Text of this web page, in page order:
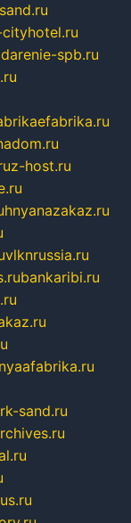
spb.ru
z-host.ru
vlknrussia.ru
bankaribi.ru
sand.ru